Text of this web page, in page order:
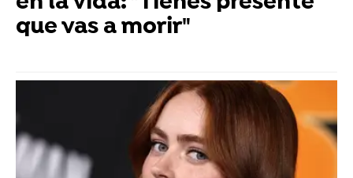
que vas a morir"